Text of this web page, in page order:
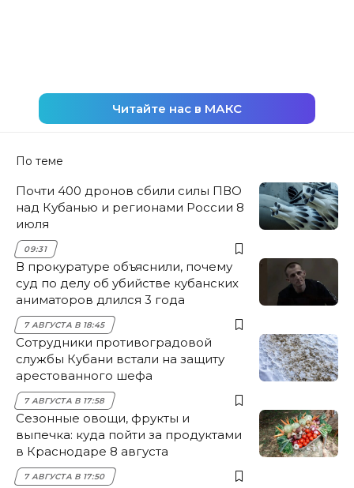
Читайте нас в МАКС
По теме
Почти 400 дронов сбили силы ПВО
над Кубанью и регионами России 8
июля
09:31
В прокуратуре объяснили, почему
суд по делу об убийстве кубанских
аниматоров длился 3 года
7 АВГУСТА В 18:45
Сотрудники противоградовой
службы Кубани встали на защиту
арестованного шефа
7 АВГУСТА В 17:58
Сезонные овощи, фрукты и
выпечка: куда пойти за продуктами
в Краснодаре 8 августа
7 АВГУСТА В 17:50